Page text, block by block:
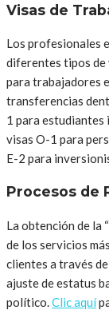
Visas de
Los profesionales
diferentes tipos de
para trabajadores
transferencias
1 para estudiantes
visas O-1 para
E-2 para
Procesos de
La obtención de la
de los servicios
clientes a través
ajuste de estatus
político. Clic aquí